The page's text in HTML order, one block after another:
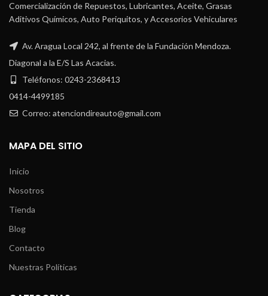
Comercialización de Repuestos, Lubricantes, Aceite, Grasas
Aditivos Químicos, Auto Periquitos, y Accesorios Vehiculares
Av. Aragua Local 242, al frente de la Fundación Mendoza.
Diagonal a la E/S Las Acacias.
Teléfonos: 0243-2368413
0414-4499185
Correo: atenciondireauto@gmail.com
MAPA DEL SITIO
Inicio
Nosotros
Tienda
Blog
Contacto
Nuestras Políticas